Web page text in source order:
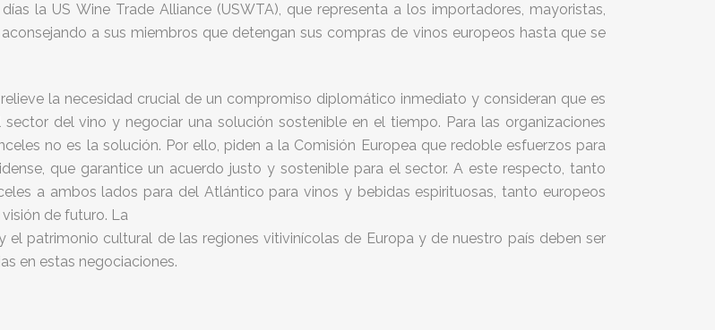
la US Wine Trade Alliance (USWTA), que representa a los importadores, mayoristas,
a sus miembros que detengan sus compras de vinos europeos hasta que se
la necesidad crucial de un compromiso diplomático inmediato y consideran que es
del vino y negociar una solución sostenible en el tiempo. Para las organizaciones
no es la solución. Por ello, piden a la Comisión Europea que redoble esfuerzos para
que garantice un acuerdo justo y sostenible para el sector. A este respecto, tanto
a ambos lados para del Atlántico para vinos y bebidas espirituosas, tanto europeos
de futuro. La
patrimonio cultural de las regiones vitivinícolas de Europa y de nuestro país deben ser
en estas negociaciones.